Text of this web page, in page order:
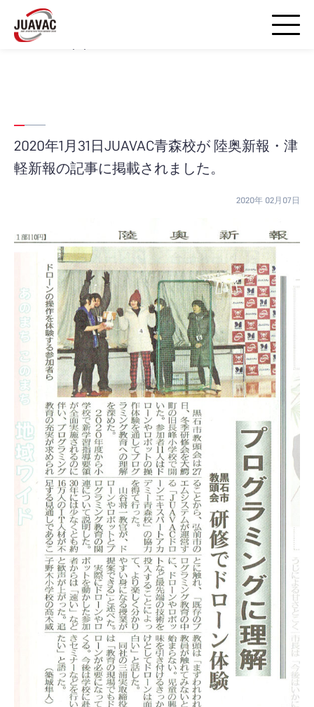
Warning: strpos() expects parameter 1 to be string, array given in
/home/airds/juavac-droneschool.jp/public_html/wp-
includes/blocks.php
2020年1月31日JUAVAC青森校が 陸奥新報・津
軽新報の記事に掲載されました。
2020年 02月07日